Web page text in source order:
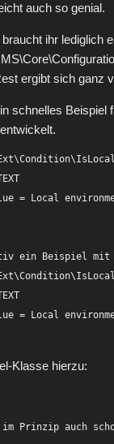
auch so genial.
ihr lediglich
ergibt sich ganz
schnelles Beispiel
= Local
ein Beispiel mit
= Local
Klasse hierzu:
im Prinzip auch